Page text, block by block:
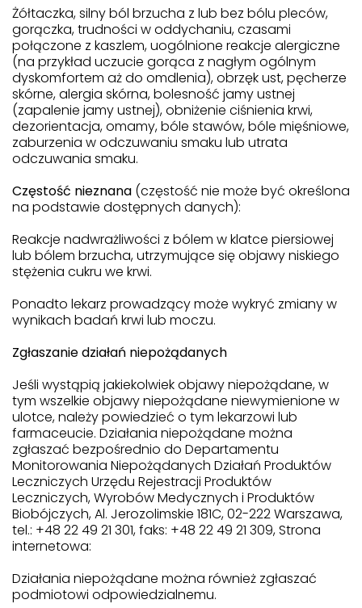
Żółtaczka, silny ból brzucha z lub bez bólu pleców,
gorączka, trudności w oddychaniu, czasami
połączone z kaszlem, uogólnione reakcje alergiczne
(na przykład uczucie gorąca z nagłym ogólnym
dyskomfortem aż do omdlenia), obrzęk ust, pęcherze
skórne, alergia skórna, bolesność jamy ustnej
(zapalenie jamy ustnej), obniżenie ciśnienia krwi,
dezorientacja, omamy, bóle stawów, bóle mięśniowe,
zaburzenia w odczuwaniu smaku lub utrata
odczuwania smaku.
Częstość nieznana (częstość nie może być określona
na podstawie dostępnych danych):
Reakcje nadwrażliwości z bólem w klatce piersiowej
lub bólem brzucha, utrzymujące się objawy niskiego
stężenia cukru we krwi.
Ponadto lekarz prowadzący może wykryć zmiany w
wynikach badań krwi lub moczu.
Zgłaszanie działań niepożądanych
Jeśli wystąpią jakiekolwiek objawy niepożądane, w
tym wszelkie objawy niepożądane niewymienione w
ulotce, należy powiedzieć o tym lekarzowi lub
farmaceucie. Działania niepożądane można
zgłaszać bezpośrednio do Departamentu
Monitorowania Niepożądanych Działań Produktów
Leczniczych Urzędu Rejestracji Produktów
Leczniczych, Wyrobów Medycznych i Produktów
Biobójczych, Al. Jerozolimskie 181C, 02-222 Warszawa,
tel.: +48 22 49 21 301, faks: +48 22 49 21 309, Strona
internetowa:
Działania niepożądane można również zgłaszać
podmiotowi odpowiedzialnemu.